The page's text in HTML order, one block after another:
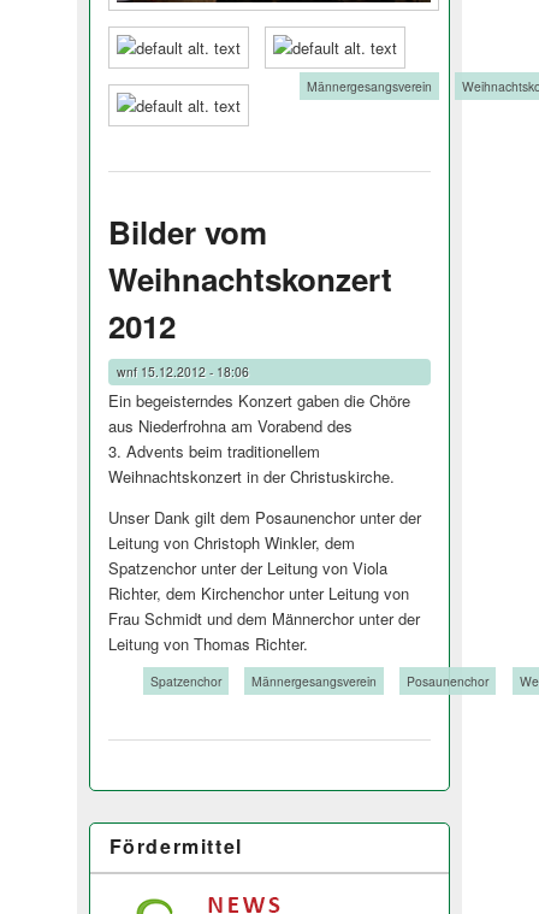
Männergesangsverein
Bilder vom
Weihnachtskonzert
2012
wnf15.12.2012 - 18:06
Ein begeisterndes Konzert gaben die Chöre
aus Niederfrohna am Vorabend des
3. Advents beim traditionellem
Weihnachtskonzert in der Christuskirche.
Unser Dank gilt dem Posaunenchor unter der
Leitung von Christoph Winkler, dem
Spatzenchor unter der Leitung von Viola
Richter, dem Kirchenchor unter Leitung von
Frau Schmidt und dem Männerchor unter der
Leitung von Thomas Richter.
Spatzenchor Männergesangsverein Posaunenchor
Fördermittel